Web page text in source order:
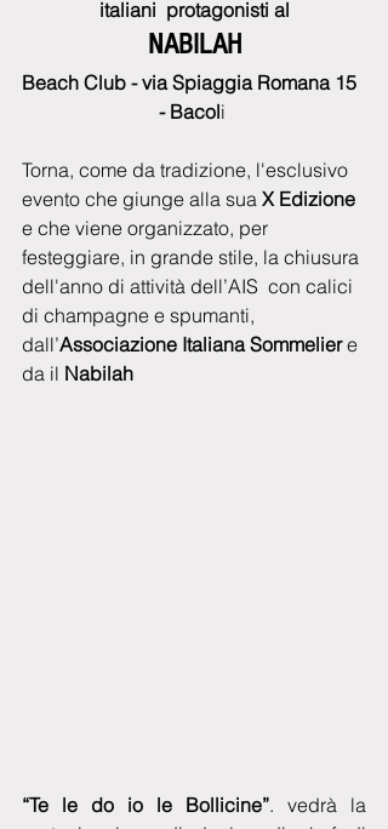
italiani  protagonisti al
NABILAH
Beach Club - via Spiaggia Romana 15
- Bacoli
Torna, come da tradizione, l'esclusivo
evento che giunge alla sua X Edizione
e che viene organizzato, per
festeggiare, in grande stile, la chiusura
dell'anno di attività dell’AIS  con calici
di champagne e spumanti,
dall’Associazione Italiana Sommelier e
da il Nabilah
“Te le do io le Bollicine”. vedrà la